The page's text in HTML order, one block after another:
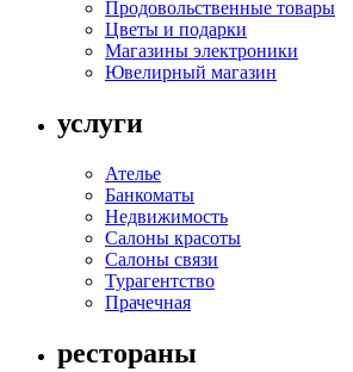
Продовольственные товары
Цветы и подарки
Магазины электроники
Ювелирный магазин
услуги
Ателье
Банкоматы
Недвижимость
Салоны красоты
Салоны связи
Турагентство
Прачечная
рестораны